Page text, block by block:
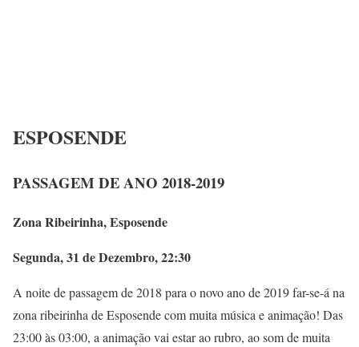
ESPOSENDE
PASSAGEM DE ANO 2018-2019
Zona Ribeirinha, Esposende
Segunda, 31 de Dezembro, 22:30
A noite de passagem de 2018 para o novo ano de 2019 far-se-á na
zona ribeirinha de Esposende com muita música e animação! Das
23:00 às 03:00, a animação vai estar ao rubro, ao som de muita